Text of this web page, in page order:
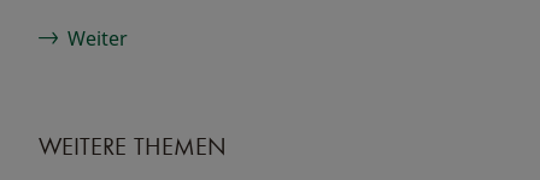
Weiter
WEITERE THEMEN